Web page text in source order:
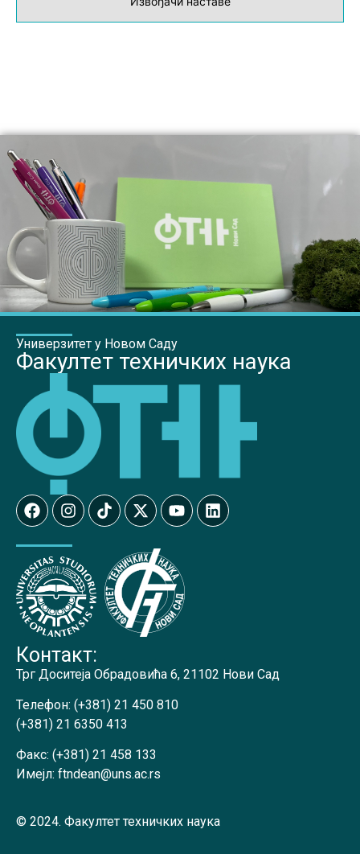
Универзитет у Новом Саду
Факултет техничких наука
Контакт:
Трг Доситеја Обрадовића 6, 21102 Нови Сад
Телефон: (+381) 21 450 810
(+381) 21 6350 413
Факс: (+381) 21 458 133
Имејл: ftndean@uns.ac.rs
© 2024. Факултет техничких наука